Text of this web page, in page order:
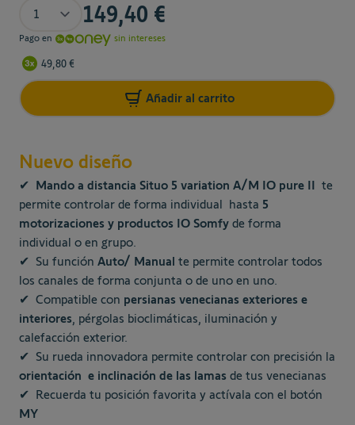
149,40 €
Pago en sin intereses
49,80 €
Añadir al carrito
Nuevo diseño
✔ Mando a distancia Situo 5 variation A/M IO pure II te
permite controlar de forma individual hasta 5
motorizaciones y productos IO Somfy de forma
individual o en grupo.
✔ Su función Auto/ Manual te permite controlar todos
los canales de forma conjunta o de uno en uno.
✔ Compatible con persianas venecianas exteriores e
interiores , pérgolas bioclimáticas, iluminación y
calefacción exterior.
✔ Su rueda innovadora permite controlar con precisión la
orientación e inclinación de las lamas de tus venecianas
✔ Recuerda tu posición favorita y actívala con el botón
MY